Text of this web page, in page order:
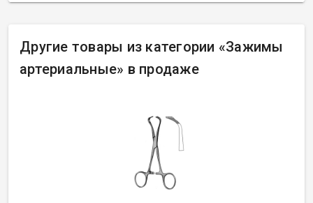
Другие товары из категории «Зажимы
артериальные» в продаже